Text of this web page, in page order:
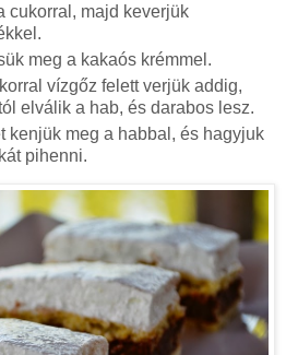
cukorral, majd keverjük
meg a kakaós krémmel.
vízgőz felett verjük addig,
elválik a hab, és darabos lesz.
kenjük meg a habbal, és hagyjuk
pihenni.